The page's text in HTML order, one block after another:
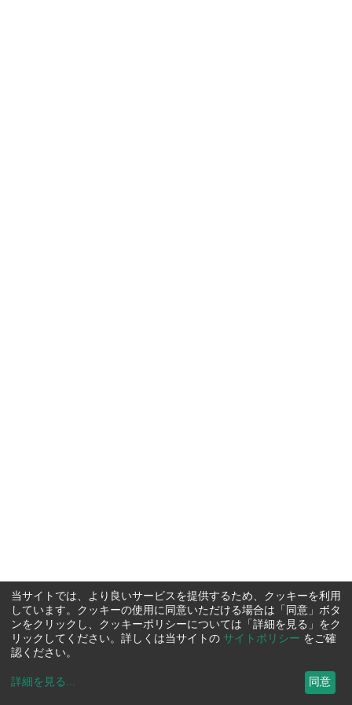
当サイトでは、より良いサービスを提供するため、クッキーを利用
しています。クッキーの使用に同意いただける場合は「同意」ボタ
ンをクリックし、クッキーポリシーについては「詳細を見る」をク
リックしてください。詳しくは当サイトの サイトポリシー をご確
認ください。
詳細を見る ... 同意